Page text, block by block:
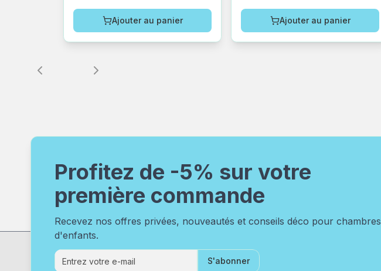
Ajouter au panier Ajouter au panier
Profitez de -5% sur votre
première commande
Recevez nos offres privées, nouveautés et conseils déco pour chambres
d'enfants.
S'abonner